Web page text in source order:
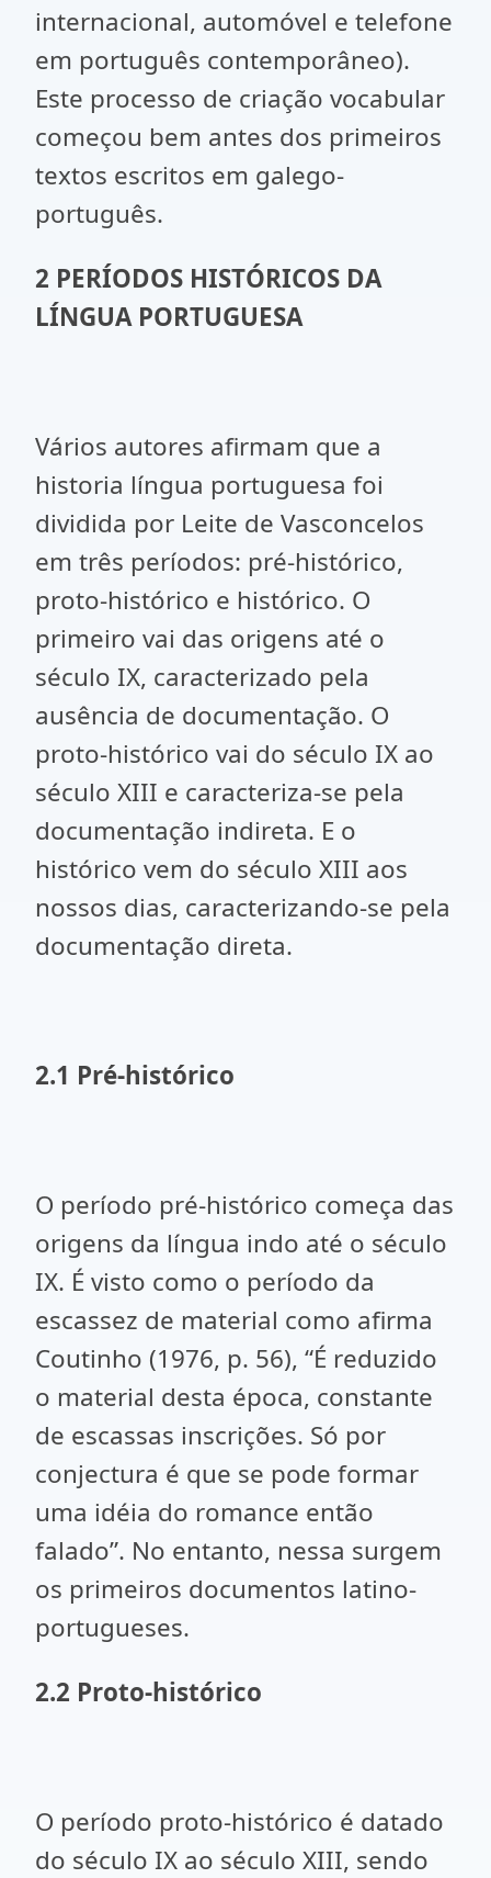
internacional, automóvel e telefone
em português contemporâneo).
Este processo de criação vocabular
começou bem antes dos primeiros
textos escritos em galego-
português.
2 PERÍODOS HISTÓRICOS DA
LÍNGUA PORTUGUESA
Vários autores afirmam que a
historia língua portuguesa foi
dividida por Leite de Vasconcelos
em três períodos: pré-histórico,
proto-histórico e histórico. O
primeiro vai das origens até o
século IX, caracterizado pela
ausência de documentação. O
proto-histórico vai do século IX ao
século XIII e caracteriza-se pela
documentação indireta. E o
histórico vem do século XIII aos
nossos dias, caracterizando-se pela
documentação direta.
2.1 Pré-histórico
O período pré-histórico começa das
origens da língua indo até o século
IX. É visto como o período da
escassez de material como afirma
Coutinho (1976, p. 56), “É reduzido
o material desta época, constante
de escassas inscrições. Só por
conjectura é que se pode formar
uma idéia do romance então
falado”. No entanto, nessa surgem
os primeiros documentos latino-
portugueses.
2.2 Proto-histórico
O período proto-histórico é datado
do século IX ao século XIII, sendo